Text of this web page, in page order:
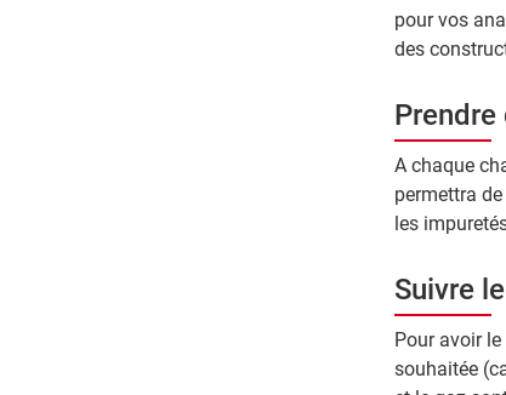
pour vos
des
A chaque
permettra
les
Suivre
Pour avoir
souhaitée